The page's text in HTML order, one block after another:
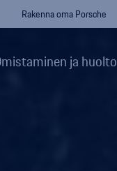
Rakenna oma Porsche
ja huolto